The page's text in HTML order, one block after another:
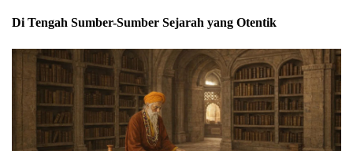
Di Tengah Sumber-Sumber Sejarah yang Otentik